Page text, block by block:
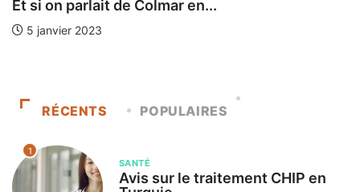
Et si on parlait de Colmar en...
5 janvier 2023
RÉCENTS POPULAIRES
1
SANTÉ
Avis sur le traitement CHIP en